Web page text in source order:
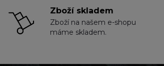
Zboží skladem
Zboží na našem e-shopu
máme skladem.